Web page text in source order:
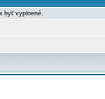
byť vyplnené.